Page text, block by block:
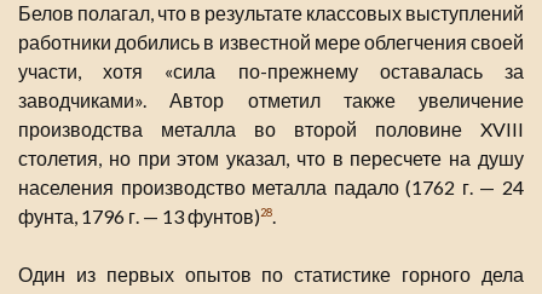
Белов полагал, что в результате классовых выступлений
работники добились в известной мере облегчения своей
участи, хотя «сила по-прежнему оставалась за
заводчиками». Автор отметил также увеличение
производства металла во второй половине XVIII
столетия, но при этом указал, что в пересчете на душу
населения производство металла падало (1762 г. — 24
фунта, 1796 г. — 13 фунтов)28.
Один из первых опытов по статистике горного дела